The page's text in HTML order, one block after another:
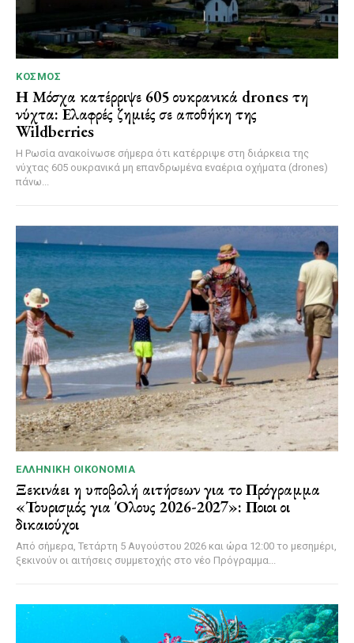
ΚΌΣΜΟΣ
Η Μόσχα κατέρριψε 605 ουκρανικά drones τη
νύχτα: Ελαφρές ζημιές σε αποθήκη της
Wildberries
Η Ρωσία ανακοίνωσε σήμερα ότι κατέρριψε στη διάρκεια της
νύχτας 605 ουκρανικά μη επανδρωμένα εναέρια οχήματα (drones)
πάνω...
ΕΛΛΗΝΙΚΉ ΟΙΚΟΝΟΜΊΑ
Ξεκινάει η υποβολή αιτήσεων για το Πρόγραμμα
«Τουρισμός για Όλους 2026-2027»: Ποιοι οι
δικαιούχοι
Από σήμερα, Τετάρτη 5 Αυγούστου 2026 και ώρα 12:00 το μεσημέρι,
ξεκινούν οι αιτήσεις συμμετοχής στο νέο Πρόγραμμα...